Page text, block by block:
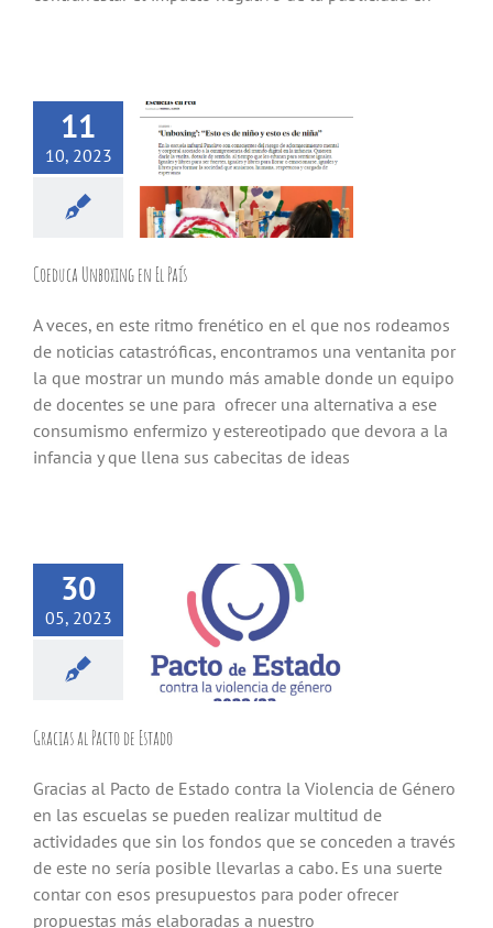
11
10, 2023
Coeduca Unboxing en El País
A veces, en este ritmo frenético en el que nos rodeamos
de noticias catastróficas, encontramos una ventanita por
la que mostrar un mundo más amable donde un equipo
de docentes se une para ofrecer una alternativa a ese
consumismo enfermizo y estereotipado que devora a la
infancia y que llena sus cabecitas de ideas
30
05, 2023
Gracias al Pacto de Estado
Gracias al Pacto de Estado contra la Violencia de Género
en las escuelas se pueden realizar multitud de
actividades que sin los fondos que se conceden a través
de este no sería posible llevarlas a cabo. Es una suerte
contar con esos presupuestos para poder ofrecer
propuestas más elaboradas a nuestro